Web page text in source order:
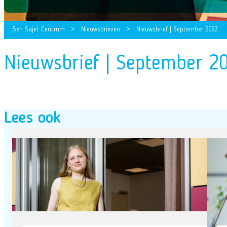
Ben Sajet Centrum > Nieuwsbrieven > Nieuwsbrief | September 2022
Nieuwsbrief | September
Lees ook